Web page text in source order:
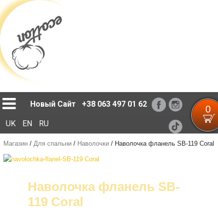
Новый Сайт +38 063 497 01 62 0
UK EN RU
Магазин/ Для спальни/ Наволочки/ Наволочка фланель SB-119 Coral
Наволочка фланель SB-
119 Coral